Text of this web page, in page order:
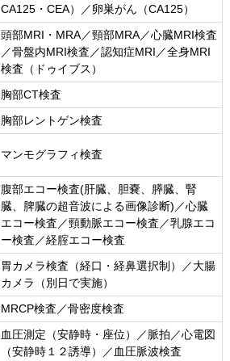
CA125・CEA）／卵巣がん（CA125）
頭部MRI・MRA／頸部MRA／心臓MRI検査
／骨盤内MRI検査／認知症MRI／全身MRI
検査（ドゥイブス）
胸部CT検査
胸部レントゲン検査
マンモグラフィ検査
腹部エコー検査(肝臓、胆嚢、膵臓、腎
臓、脾臓の超音波による画像診断)／心臓
エコー検査／頸動脈エコー検査／乳腺エコ
ー検査／経腟エコー検査
胃カメラ検査（経口・経鼻選択制）／大腸
カメラ（別日で実施）
MRCP検査／骨密度検査
血圧測定（安静時・座位）／脈拍／心電図
（安静時１２誘導）／血圧脈波検査